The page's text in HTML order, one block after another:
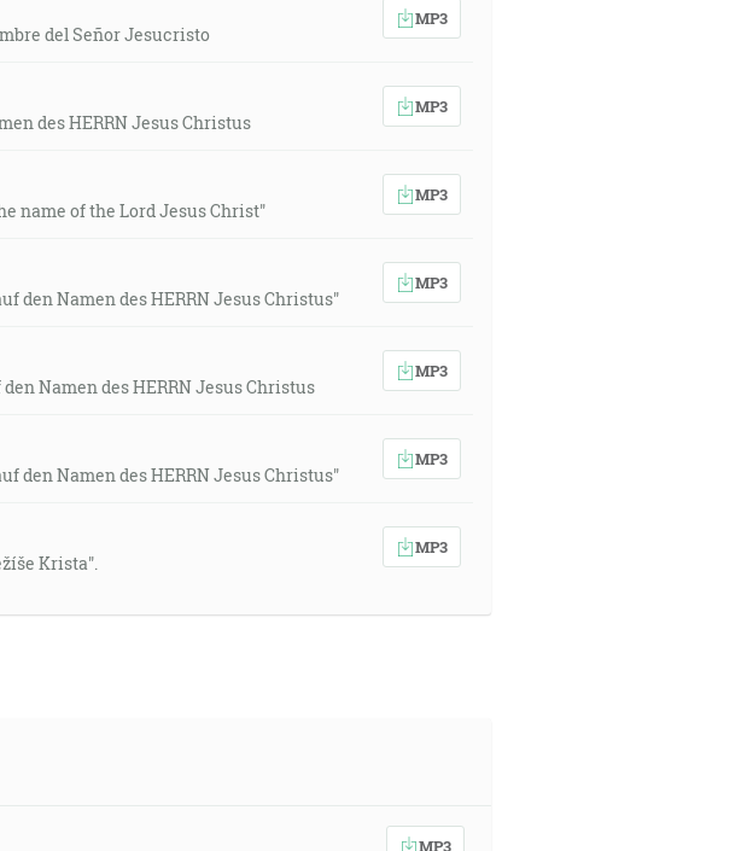
del Señor Jesucristo
MP3
des HERRN Jesus Christus
MP3
name of the Lord Jesus Christ"
MP3
den Namen des HERRN Jesus Christus"
MP3
Namen des HERRN Jesus Christus
MP3
den Namen des HERRN Jesus Christus"
MP3
Krista".
MP3
MP3